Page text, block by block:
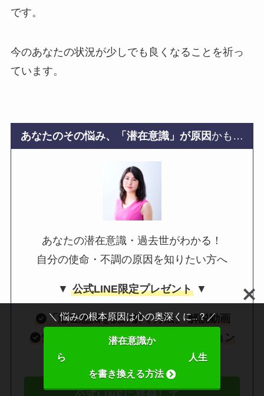
です。
今のあなたの状況が少しでも良くなることを祈っ
ています。
あなたのその悩み、「潜在意識」が原因 かも…
あなたの潜在意識・過去世がわかる！
自分の使命・不調の原因を知りたい方へ
▼ 公式LINE限定プレゼント▼
「潜在意識を読み解く方法」 解説動画
悩みの根本原因を浄化！
特別セッション
＼ 悩みの根本原因は心の奥深くに...？／
潜在意識か
ら 人生
を書き換える方法